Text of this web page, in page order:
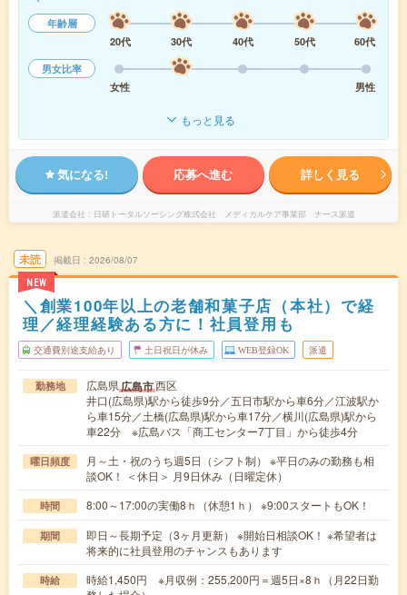
年齢層
20代
30代 40代 50代
60代
男女比率
女性
男性
もっと見る
気になる! 応募へ進む 詳しく見る
派遣会社 日研トータルソーシング株式会社 メディカルケア事業部 ナース派遣
未読
NEW
掲載日 2026/08/07
＼創業100年以上の老舗和菓子店（本社）で経
理／経理経験ある方に！社員登用も
交通費別途支給あり 土日祝日が休み WEB登録OK 派遣
勤務地 広島県広島市西区
井口(広島県)駅から徒歩9分／五日市駅から車6分／江波駅か
ら車15分／土橋(広島県)駅から車17分／横川(広島県)駅から
車22分 ※広島バス「商工センター7丁目」から徒歩4分
曜日頻度
月～土・祝のうち週5日（シフト制） ※平日のみの勤務も相
談OK！ ＜休日＞ 月9日休み（日曜定休）
時間 8:00～17:00の実働8ｈ（休憩1ｈ） ※9:00スタートもOK！
期間
即日～長期予定（3ヶ月更新） ※開始日相談OK！ ※希望者は
将来的に社員登用のチャンスもあります
時給
時給1,450円 ※月収例：255,200円＝週5日×8ｈ（月22日勤